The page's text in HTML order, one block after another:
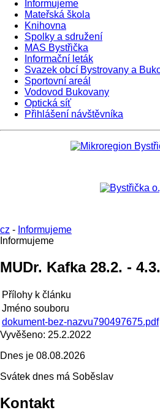
Informujeme
Mateřská škola
Knihovna
Spolky a sdružení
MAS Bystřička
Informační leták
Svazek obcí Bystrovany a
Sportovní areál
Vodovod Bukovany
Optická síť
Přihlášení návštěvníka
cz - Informujeme
Informujeme
MUDr. Kafka 28.2. -
Přílohy k článku
Jméno souboru
dokument-bez-nazvu790497675.pdf
Vyvěšeno: 25.2.2022
Dnes je 08.08.2026
Svátek dnes má Soběslav
Kontakt